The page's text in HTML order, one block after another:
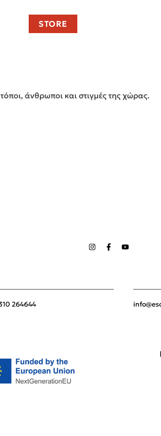
STORE
άνθρωποι και στιγμές της χώρας.
264644